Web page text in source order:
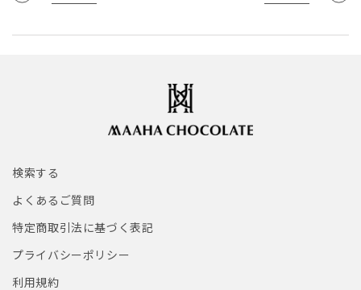
検索する
よくあるご質問
特定商取引法に基づく表記
プライバシーポリシー
利用規約